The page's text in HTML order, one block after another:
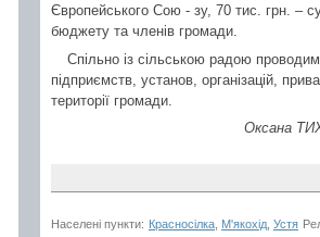
Європейського Сою - зу, 70 тис. грн. –
бюджету та членів громади.
Спільно із сільською радою
підприємств, установ, організацій,
території громади.
Оксана
Населені пункти: Красносілка М'якохід Устя